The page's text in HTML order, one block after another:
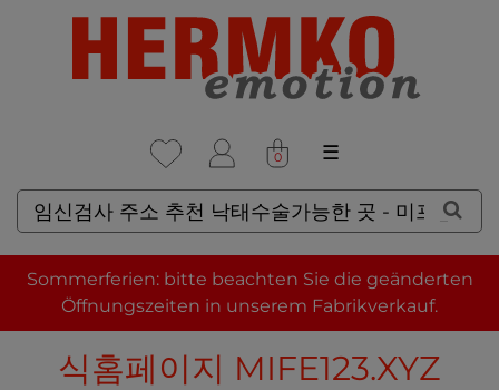
0 ☰
Sommerferien: bitte beachten Sie die geänderten
Öffnungszeiten in unserem Fabrikverkauf.
SUCHERGEBNISSE FÜR: 임
신검사 주소 추천 낙태수술가능
한 곳 - 미프진 낙태약 구입 공
식홈페이지 MIFE123.XYZ